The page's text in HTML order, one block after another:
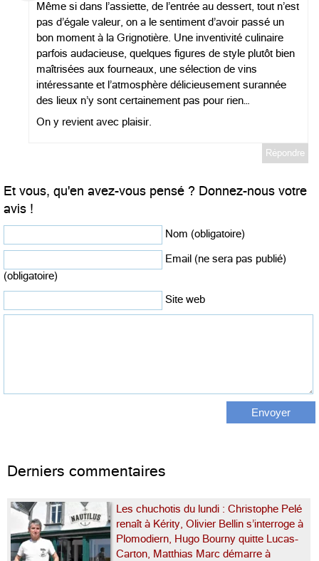
Même si dans l’assiette, de l’entrée au dessert, tout n’est
pas d’égale valeur, on a le sentiment d’avoir passé un
bon moment à la Grignotière. Une inventivité culinaire
parfois audacieuse, quelques figures de style plutôt bien
maîtrisées aux fourneaux, une sélection de vins
intéressante et l’atmosphère délicieusement surannée
des lieux n’y sont certainement pas pour rien…
On y revient avec plaisir.
Répondre
Et vous, qu'en avez-vous pensé ? Donnez-nous votre
avis !
Nom (obligatoire)
Email (ne sera pas publié)
(obligatoire)
Site web
Derniers commentaires
Les chuchotis du lundi : Christophe Pelé
renaît à Kérity, Olivier Bellin s’interroge à
Plomodiern, Hugo Bourny quitte Lucas-
Carton, Matthias Marc démarre à